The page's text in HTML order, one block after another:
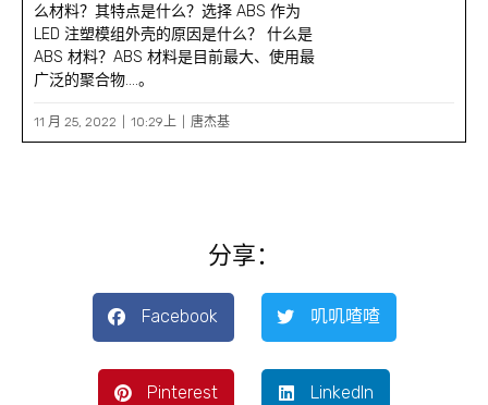
么材料？其特点是什么？选择 ABS 作为
LED 注塑模组外壳的原因是什么？ 什么是
ABS 材料？ABS 材料是目前最大、使用最
广泛的聚合物....。
11 月 25, 2022 10:29上 唐杰基
分享：
Facebook 叽叽喳喳
Pinterest LinkedIn